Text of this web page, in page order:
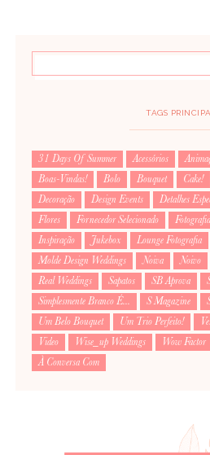
TAGS
31 Days Of Summer Acessórios
Boas-Vindas!
Bolo Bouquet Cake!
Decoração
Design Events Detalhes
Flores
Fornecedor Selecionado Fotografia
Inspiração
Jukebox Lounge Fotografia
Molde Design Weddings
Noiva Noivo
Real Weddings
Sapatos SB Aprova
Simplesmente Branco É...
S Magazine
Um Belo Bouquet
Um Trio Perfeito!
Video
Wise_up Weddings Wow Factor
À Conversa Com